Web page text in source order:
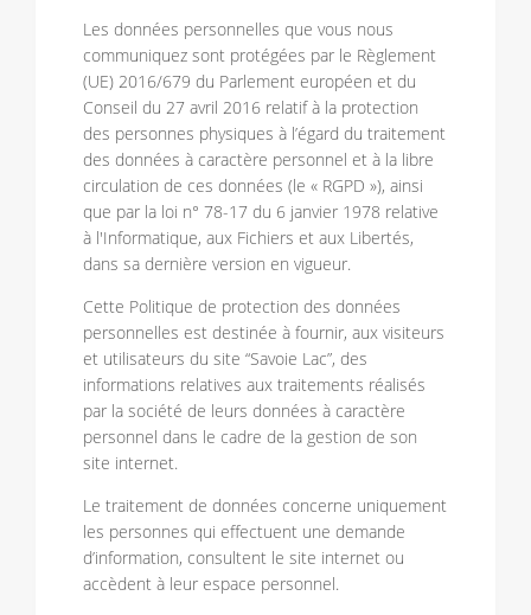
Les données personnelles que vous nous
communiquez sont protégées par le Règlement
(UE) 2016/679 du Parlement européen et du
Conseil du 27 avril 2016 relatif à la protection
des personnes physiques à l’égard du traitement
des données à caractère personnel et à la libre
circulation de ces données (le « RGPD »), ainsi
que par la loi n° 78-17 du 6 janvier 1978 relative
à l'Informatique, aux Fichiers et aux Libertés,
dans sa dernière version en vigueur.
Cette Politique de protection des données
personnelles est destinée à fournir, aux visiteurs
et utilisateurs du site “Savoie Lac”, des
informations relatives aux traitements réalisés
par la société de leurs données à caractère
personnel dans le cadre de la gestion de son
site internet.
Le traitement de données concerne uniquement
les personnes qui effectuent une demande
d’information, consultent le site internet ou
accèdent à leur espace personnel.